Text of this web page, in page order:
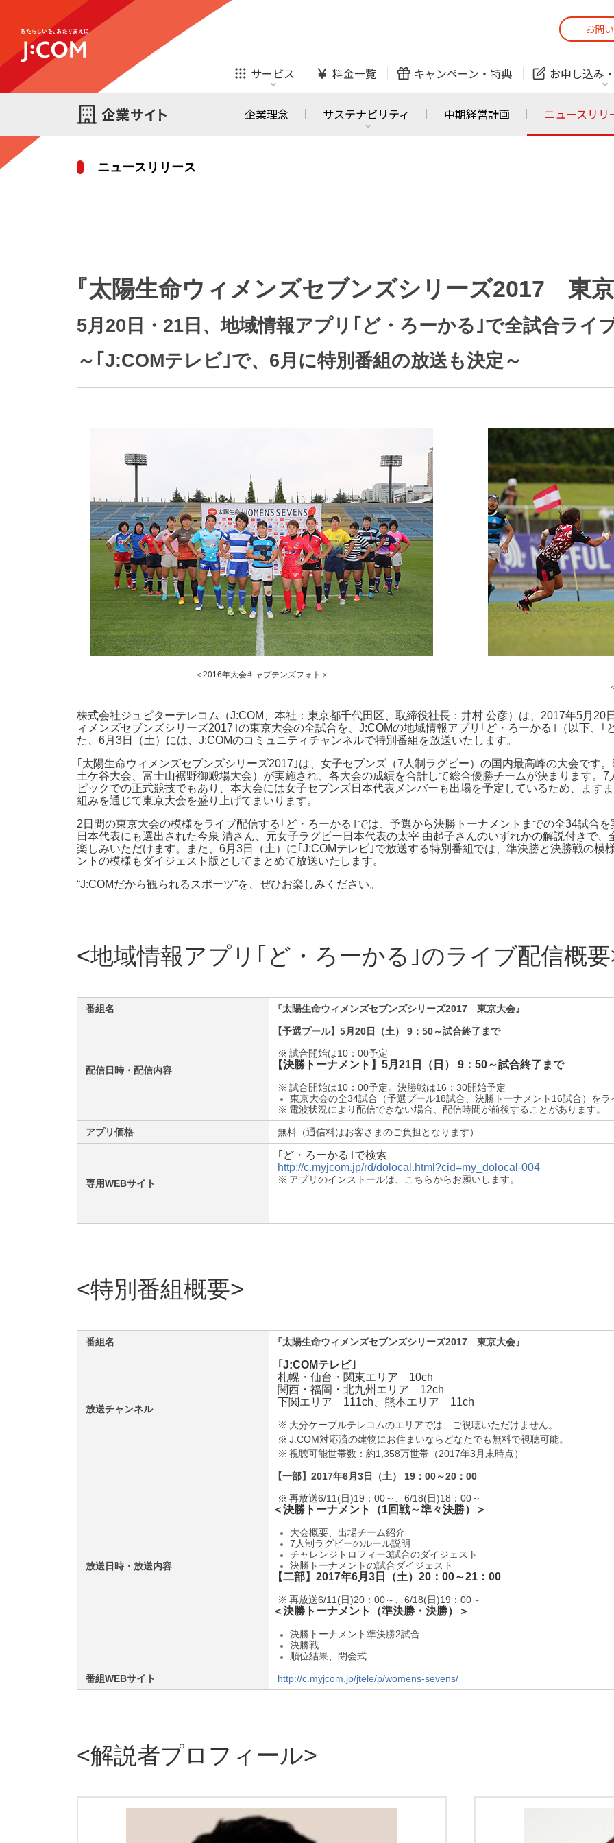
お問
サービス 料金一覧 キャンペーン・ 特典 お申し込み
J:COM STREAM えんかくサポート
おうちサポート
防災情報サービス
自転車生活サポート
J:COMブックス
WiMAX
各種お手続き
パーソナルID
料金
訪問・窓口
テレビ でんき
ほけん ローン 防犯カメラ
企業理念 サステナビリティ 中期経営計画 ニュースリリ
ニュースリリース
『太陽生命ウィメンズセブンズシリーズ2017 東
5月20日・21日、地域情報アプリ｢ど・ろーかる｣で全試合ライ
～｢J:COMテレビ｣で、6月に特別番組の放送も決定～
＜2016年大会キャプテンズフォト＞
株式会社ジュピターテレコム（J:COM、本社：東京都千代田区、取締役社長：井村 公彦）は、2017年5月20
ィメンズセブンズシリーズ2017｣の東京大会の全試合を、J:COMの地域情報アプリ｢ど・ろーかる｣（以下、
た、6月3日（土）には、J:COMのコミュニティチャンネルで特別番組を放送いたします。
｢太陽生命ウィメンズセブンズシリーズ2017｣は、女子セブンズ（7人制ラグビー）の国内最高峰の大会です
土ケ谷大会、富士山裾野御殿場大会）が実施され、各大会の成績を合計して総合優勝チームが決まります。
ピックでの正式競技でもあり、本大会には女子セブンズ日本代表メンバーも出場を予定しているため、ます
組みを通じて東京大会を盛り上げてまいります。
2日間の東京大会の模様をライブ配信する｢ど・ろーかる｣では、予選から決勝トーナメントまでの全34試合
日本代表にも選出された今泉 清さん、元女子ラグビー日本代表の太宰 由起子さんのいずれかの解説付きで
楽しみいただけます。また、6月3日（土）に｢J:COMテレビ｣で放送する特別番組では、準決勝と決勝戦の模
ントの模様もダイジェスト版としてまとめて放送いたします。
“J:COMだから観られるスポーツ”を、ぜひお楽しみください。
地域情報アプリ｢ど・ろーかる｣のライブ配信概要
番組名 『太陽生命ウィメンズセブンズシリーズ2017 東京大会』
配信日時・配信内容
【予選プール】 5月20日（土） 9：50～試合終了まで
※ 試合開始は10：00予定
【決勝トーナメント】 5月21日（日） 9：50～試合終了まで
※ 試合開始は10：00予定。決勝戦は16：30開始予定
東京大会の全34試合（予選プール18試合、決勝トーナメント16試合）をラ
※ 電波状況により配信できない場合、配信時間が前後することがあります。
アプリ価格 無料（通信料はお客さまのご負担となります）
専用WEBサイト
｢ど・ろーかる｣で検索
http://c.myjcom.jp/rd/dolocal.html?cid=my_dolocal-004
※ アプリのインストールは、こちらからお願いします。
特別番組概要
番組名 『太陽生命ウィメンズセブンズシリーズ2017 東京大会』
放送チャンネル
｢J:COMテレビ｣
札幌・仙台・関東エリア 10ch
関西・福岡・北九州エリア 12ch
下関エリア 111ch、 熊本エリア 11ch
※ 大分ケーブルテレコムのエリアでは、ご視聴いただけません。
※ J:COM対応済の建物にお住まいならどなたでも無料で視聴可能。
※ 視聴可能世帯数：約1,358万世帯（2017年3月末時点）
放送日時・放送内容
【一部】 2017年6月3日（土） 19：00～20：00
※ 再放送6/11(日)19：00～、 6/18(日)18：00～
＜決勝トーナメント （1回戦～準々決勝）＞
大会概要、出場チーム紹介
7人制ラグビーのルール説明
チャレンジトロフィー3試合のダイジェスト
決勝トーナメントの試合ダイジェスト
【二部】 2017年6月3日（土） 20：00～21：00
※ 再放送6/11(日)20：00～、 6/18(日)19：00～
＜決勝トーナメント（準決勝・決勝）＞
決勝トーナメント準決勝2試合
決勝戦
順位結果、閉会式
番組WEBサイト http://c.myjcom.jp/jtele/p/womens-sevens/
解説者プロフィール